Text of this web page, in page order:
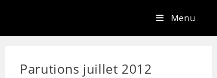
Menu
Parutions juillet 2012